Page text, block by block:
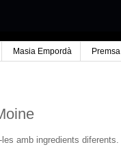
Masia Empordà Premsa
amb ingredients diferents.